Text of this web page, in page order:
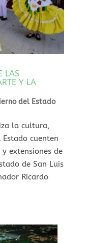
LAS
Y LA
del Estado
la cultura,
cuenten
extensiones de
de San Luis
Ricardo